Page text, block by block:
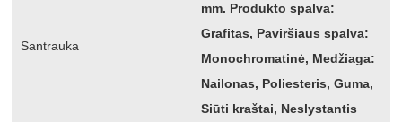
Santrauka
mm. Produkto spalva:
Grafitas, Paviršiaus spalva:
Monochromatinė, Medžiaga:
Nailonas, Poliesteris, Guma,
Siūti kraštai, Neslystantis